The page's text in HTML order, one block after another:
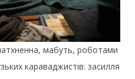
мабуть, роботами
караваджистів: засилля